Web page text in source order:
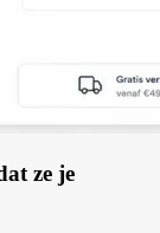
ze je